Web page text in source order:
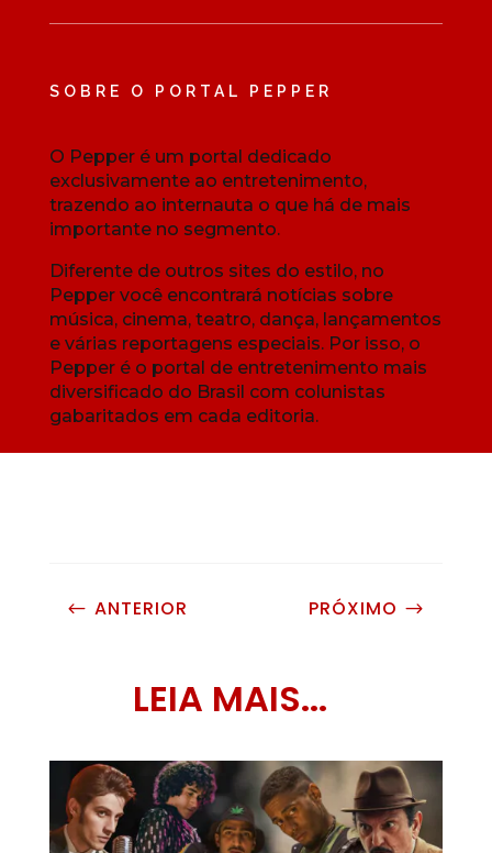
SOBRE O PORTAL PEPPER
O Pepper é um portal dedicado
exclusivamente ao entretenimento,
trazendo ao internauta o que há de mais
importante no segmento.
Diferente de outros sites do estilo, no
Pepper você encontrará notícias sobre
música, cinema, teatro, dança, lançamentos
e várias reportagens especiais. Por isso, o
Pepper é o portal de entretenimento mais
diversificado do Brasil com colunistas
gabaritados em cada editoria.
# ANTERIOR PRÓXIMO $
LEIA MAIS...